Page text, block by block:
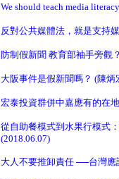
We should teach media
反對公共媒體法，就是支持
防制假新聞 教育部袖手旁觀
大阪事件是假新聞嗎？ (陳炳
宏泰投資群併中嘉應有的在
從自助餐模式到水果行模式
(2018.06.07)
大人不要推卸責任 ──台灣應